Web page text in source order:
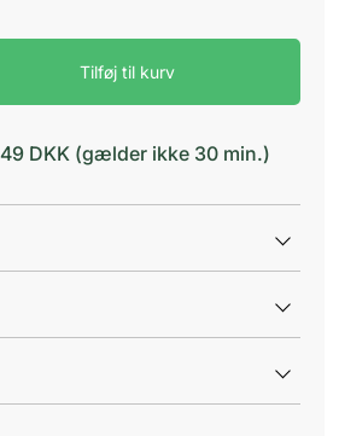
Tilføj til kurv
DKK (gælder ikke 30 min.)